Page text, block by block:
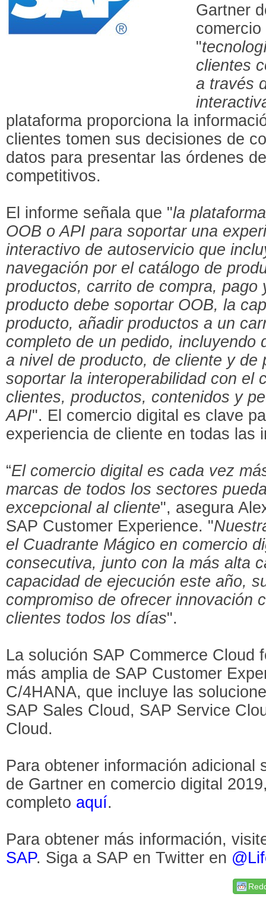
Gartner
"
clientes
a través
plataforma proporciona la
clientes tomen sus decisiones de
datos para presentar las órdenes
competitivos.
El informe señala que "la
OOB o API para soportar una
interactivo de autoservicio que
navegación por el catálogo de
productos, carrito de compra, pago
producto debe soportar OOB, la
producto, añadir productos a un
completo de un pedido, incluyendo
a nivel de producto, de cliente y de
soportar la interoperabilidad con el
clientes, productos, contenidos y
API". El comercio digital es clave
experiencia de cliente en todas las
“El comercio digital es cada vez
marcas de todos los sectores
excepcional al cliente", asegura
SAP Customer Experience. "
el Cuadrante Mágico en comercio
consecutiva, junto con la más alta
capacidad de ejecución este año,
compromiso de ofrecer innovación
clientes todos los días".
La solución SAP Commerce Cloud
más amplia de SAP Customer
C/4HANA, que incluye las
SAP Sales Cloud, SAP Service
Cloud.
Para obtener información adicional
de Gartner en comercio digital
completo aquí.
Para obtener más información,
SAP. Siga a SAP en Twitter en